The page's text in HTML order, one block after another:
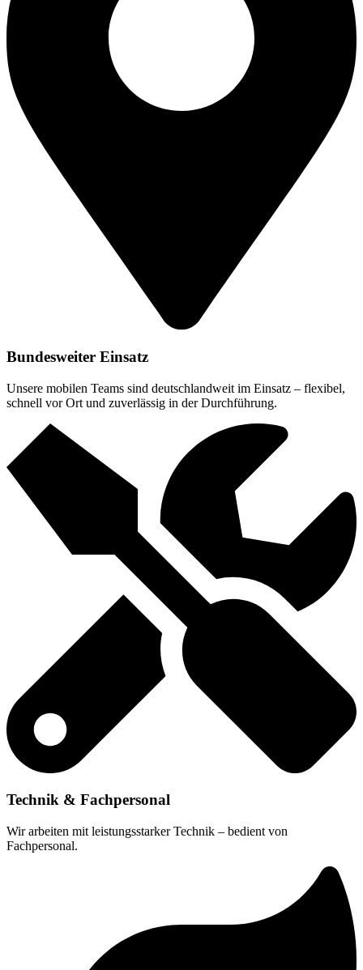
Bundesweiter Einsatz
Unsere mobilen Teams sind deutschlandweit im Einsatz – flexibel,
schnell vor Ort und zuverlässig in der Durchführung.
Technik & Fachpersonal
Wir arbeiten mit leistungsstarker Technik – bedient von
Fachpersonal.